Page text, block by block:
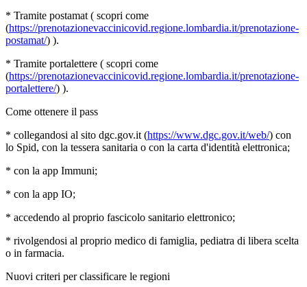
* Tramite postamat ( scopri come
(https://prenotazionevaccinicovid.regione.lombardia.it/prenotazione-
postamat/) ).
* Tramite portalettere ( scopri come
(https://prenotazionevaccinicovid.regione.lombardia.it/prenotazione-
portalettere/) ).
Come ottenere il pass
* collegandosi al sito dgc.gov.it (https://www.dgc.gov.it/web/) con
lo Spid, con la tessera sanitaria o con la carta d'identità elettronica;
* con la app Immuni;
* con la app IO;
* accedendo al proprio fascicolo sanitario elettronico;
* rivolgendosi al proprio medico di famiglia, pediatra di libera scelta
o in farmacia.
Nuovi criteri per classificare le regioni